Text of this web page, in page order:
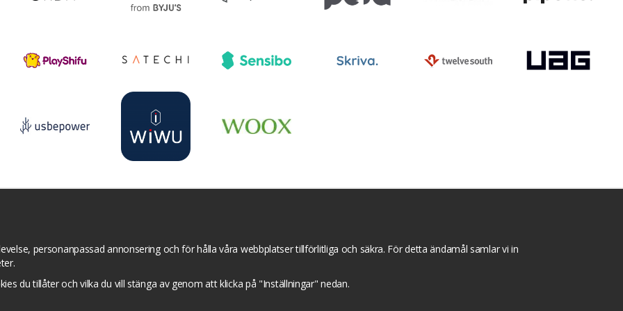
Om cookies
Cookie inställningar
personanpassad annonsering och för hålla våra webbplatser tillförlitliga och säkra. För detta ändamål samlar vi in
du tillåter och vilka du vill stänga av genom att klicka på "Inställningar" nedan.